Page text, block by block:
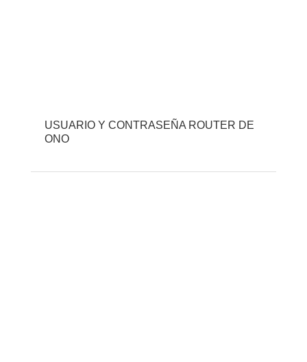
USUARIO Y CONTRASEÑA ROUTER DE
ONO